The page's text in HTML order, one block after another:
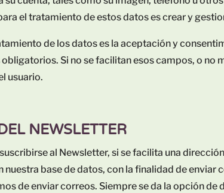
el tratamiento de estos datos es crear y
de los datos es la aceptación y
Si no se facilitan esos campos, o no
usuario.
NEWSLETTER
al Newsletter, si se facilita una
nuestra base de datos, con la finalidad de
de enviar correos. Siempre se da la opción de